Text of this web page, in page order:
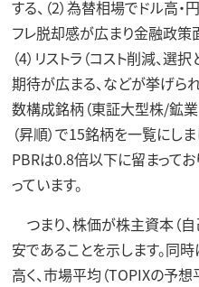
する、（2）為替相場でドル高
フレ脱却感が広まり金融政策
（4）リストラ（コスト削減、
期待が広まる、などが挙げら
数構成銘柄（東証大型株/鉱業
（昇順）で15銘柄を一覧にし
PBRは0.8倍以下に留まってお
っています。
つまり、株価が株主資本（
安であることを示します。同
高く、市場平均（TOPIXの予